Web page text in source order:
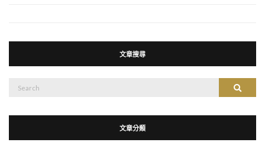
文章搜尋
搜尋
文章分類